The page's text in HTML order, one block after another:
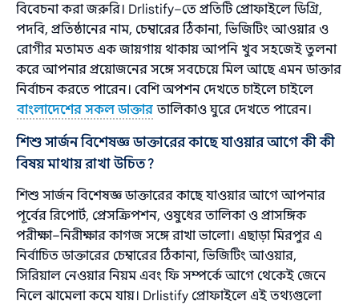
বিবেচনা করা জরুরি। Drlistify–তে প্রতিটি প্রোফাইলে ডিগ্রি,
পদবি, প্রতিষ্ঠানের নাম, চেম্বারের ঠিকানা, ভিজিটিং আওয়ার ও
রোগীর মতামত এক জায়গায় থাকায় আপনি খুব সহজেই তুলনা
করে আপনার প্রয়োজনের সঙ্গে সবচেয়ে মিল আছে এমন ডাক্তার
নির্বাচন করতে পারেন। বেশি অপশন দেখতে চাইলে চাইলে
বাংলাদেশের সকল ডাক্তার তালিকাও ঘুরে দেখতে পারেন।
শিশু সার্জন বিশেষজ্ঞ ডাক্তারের কাছে যাওয়ার আগে কী কী
বিষয় মাথায় রাখা উচিত?
শিশু সার্জন বিশেষজ্ঞ ডাক্তারের কাছে যাওয়ার আগে আপনার
পূর্বের রিপোর্ট, প্রেসক্রিপশন, ওষুধের তালিকা ও প্রাসঙ্গিক
পরীক্ষা–নিরীক্ষার কাগজ সঙ্গে রাখা ভালো। এছাড়া মিরপুর এ
নির্বাচিত ডাক্তারের চেম্বারের ঠিকানা, ভিজিটিং আওয়ার,
সিরিয়াল নেওয়ার নিয়ম এবং ফি সম্পর্কে আগে থেকেই জেনে
নিলে ঝামেলা কমে যায়। Drlistify প্রোফাইলে এই তথ্যগুলো